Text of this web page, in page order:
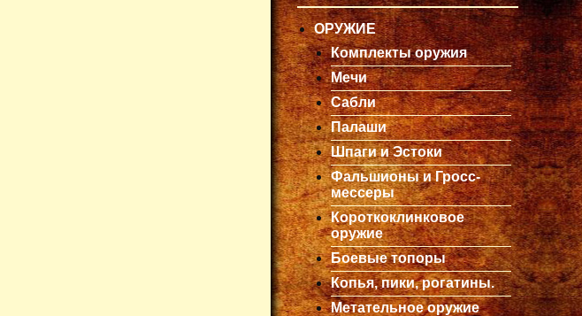
ОРУЖИЕ
Комплекты оружия
Мечи
Сабли
Палаши
Шпаги и Эстоки
Фальшионы и Гросс-
мессеры
Короткоклинковое
оружие
Боевые топоры
Копья, пики, рогатины.
Метательное оружие